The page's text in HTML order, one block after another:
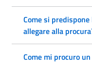
Come si
allegare alla
Come mi procuro